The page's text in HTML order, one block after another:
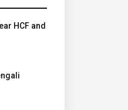
HCF and